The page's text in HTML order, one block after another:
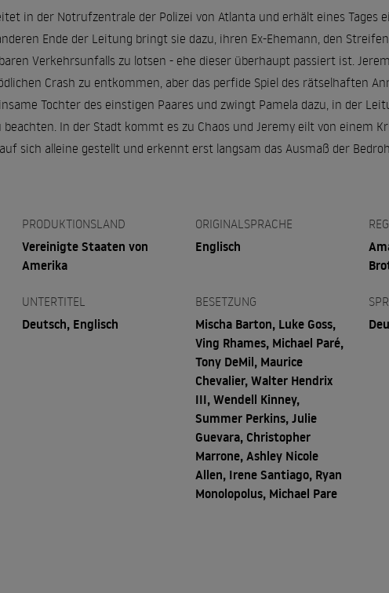
in der Notrufzentrale der Polizei von Atlanta und erhält eines Tages
Ende der Leitung bringt sie dazu, ihren Ex-Ehemann, den
Verkehrsunfalls zu lotsen - ehe dieser überhaupt passiert ist.
Crash zu entkommen, aber das perfide Spiel des rätselhaften
Tochter des einstigen Paares und zwingt Pamela dazu, in der
In der Stadt kommt es zu Chaos und Jeremy eilt von einem
sich alleine gestellt und erkennt erst langsam das Ausmaß der
PRODUKTIONSLAND
Vereinigte Staaten von
Amerika
ORIGINALSPRACHE
Englisch
UNTERTITEL
Deutsch, Englisch
BESETZUNG
Mischa Barton, Luke Goss,
Ving Rhames, Michael Paré,
Tony DeMil, Maurice
Chevalier, Walter Hendrix
III, Wendell Kinney,
Summer Perkins, Julie
Guevara, Christopher
Marrone, Ashley Nicole
Allen, Irene Santiago, Ryan
Monolopolus, Michael Pare